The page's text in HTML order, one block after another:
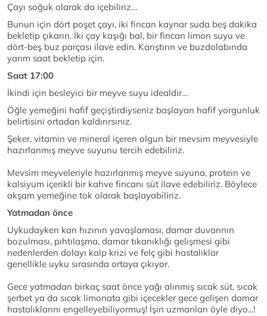
Çayı soğuk olarak da içebiliriz…
Bunun için dört poşet çayı, iki fincan kaynar suda beş dakika
bekletip çıkarın. İki çay kaşığı bal, bir fincan limon suyu ve
dört-beş buz parçası ilave edin. Karıştırın ve buzdolabında
yarım saat bekletip için.
Saat 17:00
İkindi için besleyici bir meyve suyu idealdir…
Öğle yemeğini hafif geçiştirdiyseniz başlayan hafif yorgunluk
belirtisini ortadan kaldırırsınız.
Şeker, vitamin ve mineral içeren olgun bir mevsim meyvesiyle
hazırlanmış meyve suyunu tercih edebiliriz.
Mevsim meyveleriyle hazırlanmış meyve suyuna, protein ve
kalsiyum içerikli bir kahve fincanı süt ilave edebiliriz. Böylece
akşam yemeğine tok olarak başlayabiliriz.
Yatmadan önce
Uykudayken kan hızının yavaşlaması, damar duvarının
bozulması, pıhtılaşma, damar tıkanıklığı gelişmesi gibi
nedenlerden dolayı kalp krizi ve felç gibi hastalıklar
genellikle uyku sırasında ortaya çıkıyor.
Gece yatmadan birkaç saat önce yağı alınmış sıcak süt, sıcak
şerbet ya da sıcak limonata gibi içecekler gece gelişen damar
hastalıklarını engelleyebiliyormuş! İşin uzmanları öyle diyo...!